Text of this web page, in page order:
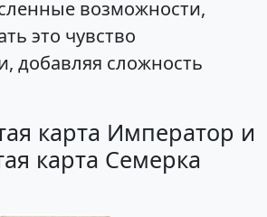
возможности,
это чувство
добавляя сложность
карта Император и
карта Семерка